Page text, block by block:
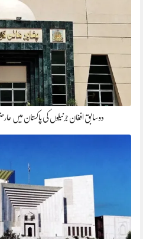
دو سابق افغان جرنیلوں کی پاکستان میں